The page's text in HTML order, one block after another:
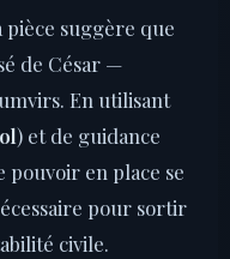
pièce suggère que
de César —
En utilisant
) et de guidance
pouvoir en place se
pour sortir
civile.